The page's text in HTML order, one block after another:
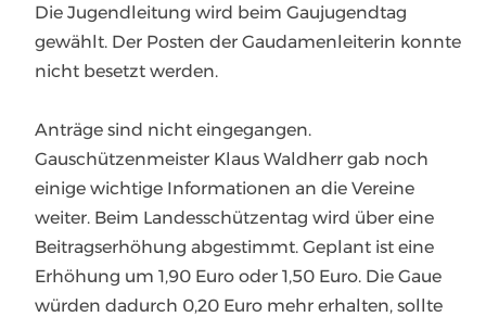
Die Jugendleitung wird beim Gaujugendtag
gewählt. Der Posten der Gaudamenleiterin konnte
nicht besetzt werden.
Anträge sind nicht eingegangen.
Gauschützenmeister Klaus Waldherr gab noch
einige wichtige Informationen an die Vereine
weiter. Beim Landesschützentag wird über eine
Beitragserhöhung abgestimmt. Geplant ist eine
Erhöhung um 1,90 Euro oder 1,50 Euro. Die Gaue
würden dadurch 0,20 Euro mehr erhalten, sollte